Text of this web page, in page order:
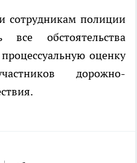
сотрудникам полиции
все обстоятельства
оценку
дорожно-